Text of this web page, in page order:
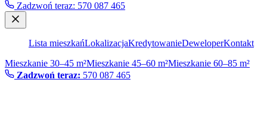
Zadzwoń teraz: 570 087 465
Lista mieszkańLokalizacjaKredytowanieDeweloperKontakt
Mieszkanie 30–45 m²Mieszkanie 45–60 m²Mieszkanie 60–85 m²
Zadzwoń teraz: 570 087 465